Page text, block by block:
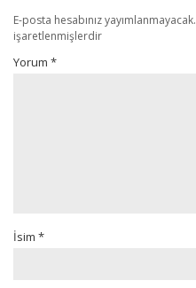
E-posta hesabınız yayımlanmayacak.
işaretlenmişlerdir
Yorum *
İsim *